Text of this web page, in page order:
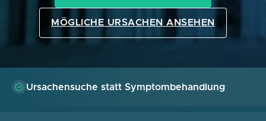
MÖGLICHE URSACHEN ANSEHEN
Ursachensuche statt Symptombehandlung